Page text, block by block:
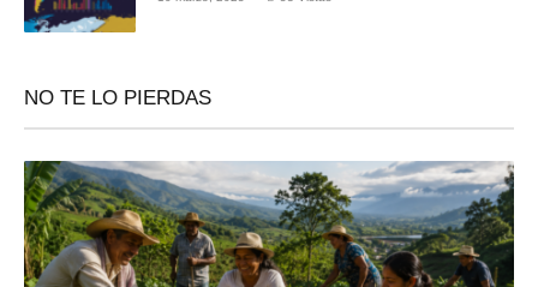
NO TE LO PIERDAS